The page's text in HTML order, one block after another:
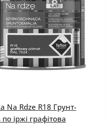
Na Rdze R18 Грунт-
іржі графітова